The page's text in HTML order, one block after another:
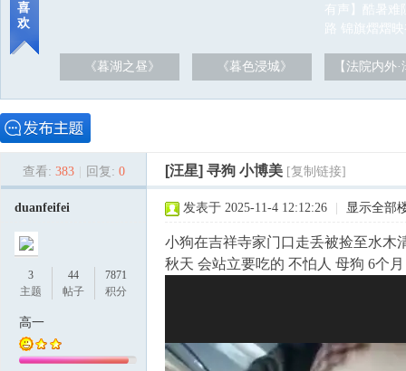
»
喜
欢
《暮湖之昼》 《暮色浸城》 【法院内外
查看: 383 回复: 0 [汪星] 寻狗 小博美 [复制链接]
duanfeifei
3
主题
44
帖子
7871
积分
高一
发表于 2025-11-4 12:12:26 显示全部
小狗在吉祥寺家门口走丢被捡至水木
秋天 会站立要吃的 不怕人 母狗 6个